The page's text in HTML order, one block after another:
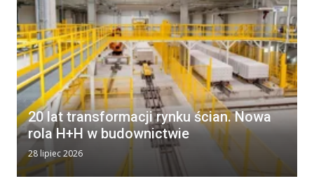
20 lat transformacji rynku ścian. Nowa
rola H+H w budownictwie
28 lipiec 2026